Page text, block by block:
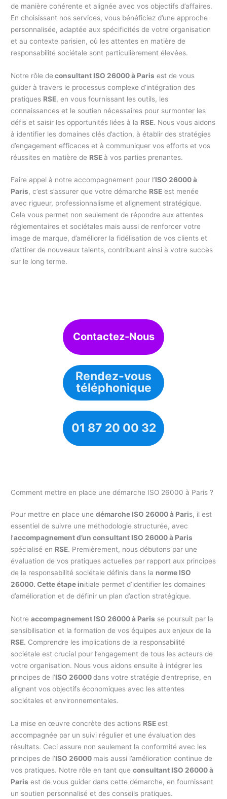
de manière cohérente et alignée avec vos objectifs d’affaires.
En choisissant nos services, vous bénéficiez d’une approche
personnalisée, adaptée aux spécificités de votre organisation
et au contexte parisien, où les attentes en matière de
responsabilité sociétale sont particulièrement élevées.
Notre rôle de consultant ISO 26000 à Paris est de vous
guider à travers le processus complexe d’intégration des
pratiques RSE, en vous fournissant les outils, les
connaissances et le soutien nécessaires pour surmonter les
défis et saisir les opportunités liées à la RSE. Nous vous aidons
à identifier les domaines clés d’action, à établir des stratégies
d’engagement efficaces et à communiquer vos efforts et vos
réussites en matière de RSEà vos parties prenantes.
Faire appel à notre accompagnement pour l’ISO 26000 à
Paris, c’est s’assurer que votre démarche RSE est menée
avec rigueur, professionnalisme et alignement stratégique.
Cela vous permet non seulement de répondre aux attentes
réglementaires et sociétales mais aussi de renforcer votre
image de marque, d’améliorer la fidélisation de vos clients et
d’attirer de nouveaux talents, contribuant ainsi à votre succès
sur le long terme.
Contactez-Nous
Rendez-vous
téléphonique
01 87 20 00 32
Comment mettre en place une démarche ISO 26000 à Paris ?
Pour mettre en place unedémarche ISO 26000 à Paris, il est
essentiel de suivre une méthodologie structurée, avec
l’accompagnement d’un consultant ISO 26000 à Paris
spécialisé en RSE. Premièrement, nous débutons par une
évaluation de vos pratiques actuelles par rapport aux principes
de la responsabilité sociétale définis dans la norme ISO
26000. Cette étape initiale permet d’identifier les domaines
d’amélioration et de définir un plan d’action stratégique.
Notreaccompagnement ISO 26000 à Paris se poursuit par la
sensibilisation et la formation de vos équipes aux enjeux de la
RSE. Comprendre les implications de la responsabilité
sociétale est crucial pour l’engagement de tous les acteurs de
votre organisation. Nous vous aidons ensuite à intégrer les
principes de l’ISO 26000dans votre stratégie d’entreprise, en
alignant vos objectifs économiques avec les attentes
sociétales et environnementales.
La mise en œuvre concrète des actions RSEest
accompagnée par un suivi régulier et une évaluation des
résultats. Ceci assure non seulement la conformité avec les
principes de l’ISO 26000 mais aussi l’amélioration continue de
vos pratiques. Notre rôle en tant queconsultant ISO 26000 à
Paris est de vous guider dans cette démarche, en fournissant
un soutien personnalisé et des conseils pratiques.